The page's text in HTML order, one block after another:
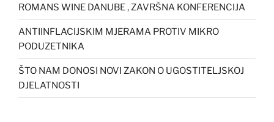
ROMANS WINE DANUBE , ZAVRŠNA KONFERENCIJA
ANTIINFLACIJSKIM MJERAMA PROTIV MIKRO
PODUZETNIKA
ŠTO NAM DONOSI NOVI ZAKON O UGOSTITELJSKOJ
DJELATNOSTI